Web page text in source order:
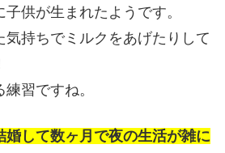
供が生まれたようです。
気持ちでミルクをあげたりして
習ですね。
婚して数ヶ月で夜の生活が雑に